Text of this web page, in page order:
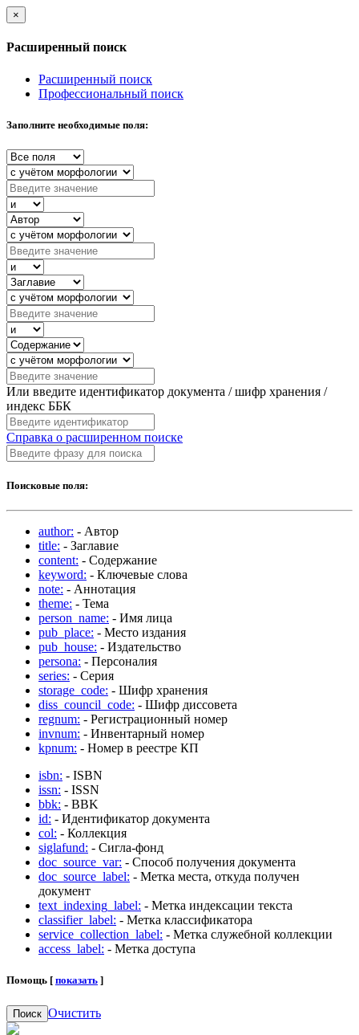
×
Расширенный поиск
Расширенный поиск
Профессиональный поиск
Заполните необходимые поля:
Или введите идентификатор документа / шифр хранения /
индекс ББК
Справка о расширенном поиске
Поисковые поля:
author: - Автор
title: - Заглавие
content: - Содержание
keyword: - Ключевые слова
note: - Аннотация
theme: - Тема
person_name: - Имя лица
pub_place: - Место издания
pub_house: - Издательство
persona: - Персоналия
series: - Серия
storage_code: - Шифр хранения
diss_council_code: - Шифр диссовета
regnum: - Регистрационный номер
invnum: - Инвентарный номер
kpnum: - Номер в реестре КП
isbn: - ISBN
issn: - ISSN
bbk: - BBK
id: - Идентификатор документа
col: - Коллекция
siglafund: - Сигла-фонд
doc_source_var: - Способ получения документа
doc_source_label: - Метка места, откуда получен
документ
text_indexing_label: - Метка индексации текста
classifier_label: - Метка классификатора
service_collection_label: - Метка служебной коллекции
access_label: - Метка доступа
Помощь [ показать ]
Поиск Очистить